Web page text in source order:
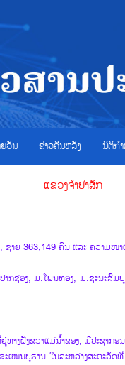
ວັນ ຂ່າວຄືນຫລັງ ນິຕິກ
ແຂວງ​ຈຳປາ​ສັກ
ຊາຍ 363,149 ຄົນ ແລະ ຄວາມໜ
າກຊ່ອງ, ມ.ໂພນທອງ, ມ.ຊະນະ
າງຝັ່ງຂວາແມ່ນ້ຳຂອງ, ມີປະຊາກອ
ໝນບູຮານ ໃນລະຫວ່າງສະຕະວັດ